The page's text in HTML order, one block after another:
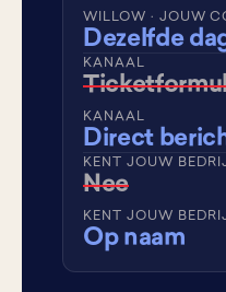
WILLOW · JOUW
Dezelfde
KANAAL
KANAAL
Direct
KENT JOUW
Nee
KENT JOUW
Op naam